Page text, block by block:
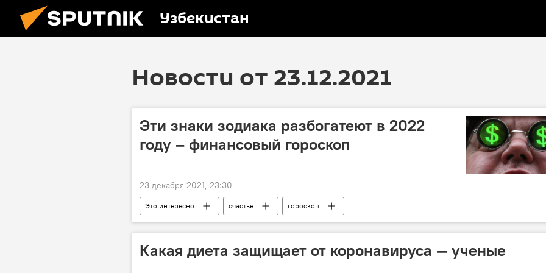
Узбекистан
Новости от 23.12.2021
Эти знаки зодиака разбогатеют в 2022
году – финансовый гороскоп
23 декабря 2021, 23:30
Это интересно счастье гороскоп
Какая диета защищает от коронавируса — ученые